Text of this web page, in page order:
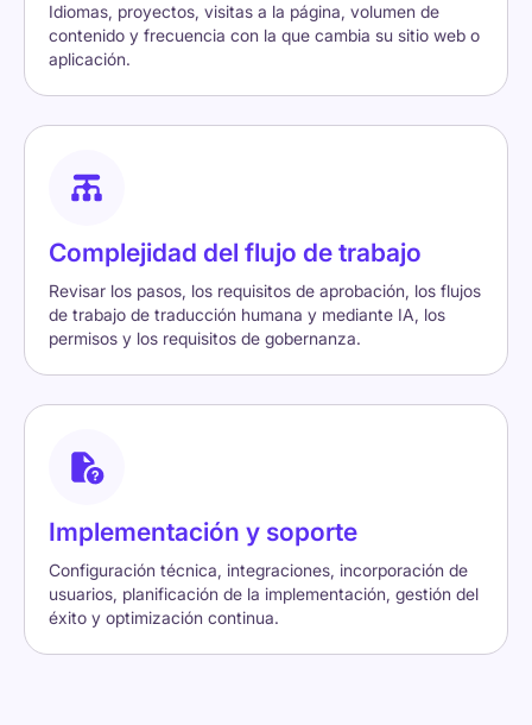
Idiomas, proyectos, visitas a la página, volumen de
contenido y frecuencia con la que cambia su sitio web o
aplicación.
Complejidad del flujo de trabajo
Revisar los pasos, los requisitos de aprobación, los flujos
de trabajo de traducción humana y mediante IA, los
permisos y los requisitos de gobernanza.
Implementación y soporte
Configuración técnica, integraciones, incorporación de
usuarios, planificación de la implementación, gestión del
éxito y optimización continua.